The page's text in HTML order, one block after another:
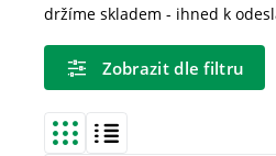
držíme skladem - ihned k
Zobrazit dle filtru